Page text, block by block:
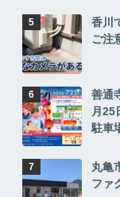
香川
ご注
善通
月25
駐車
丸亀
ファ